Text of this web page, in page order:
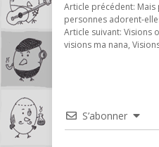
Article précédent:
personnes adorent-
Article suivant: Visions
visions ma nana,
S’abonner